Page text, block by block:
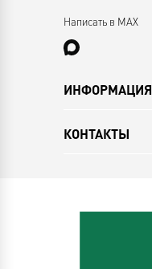
Написать в MAX
ИНФОРМАЦИЯ
КОНТАКТЫ